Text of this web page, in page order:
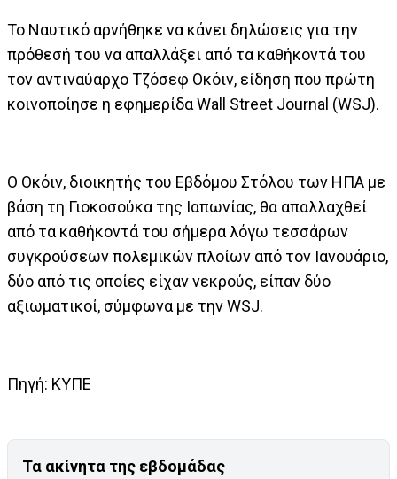
Το Ναυτικό αρνήθηκε να κάνει δηλώσεις για την
πρόθεσή του να απαλλάξει από τα καθήκοντά του
τον αντιναύαρχο Τζόσεφ Οκόιν, είδηση που πρώτη
κοινοποίησε η εφημερίδα Wall Street Journal (WSJ).
Ο Οκόιν, διοικητής του Εβδόμου Στόλου των ΗΠΑ με
βάση τη Γιοκοσούκα της Ιαπωνίας, θα απαλλαχθεί
από τα καθήκοντά του σήμερα λόγω τεσσάρων
συγκρούσεων πολεμικών πλοίων από τον Ιανουάριο,
δύο από τις οποίες είχαν νεκρούς, είπαν δύο
αξιωματικοί, σύμφωνα με την WSJ.
Πηγή: ΚΥΠΕ
Τα ακίνητα της εβδομάδας